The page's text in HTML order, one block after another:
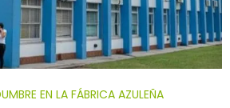
EN LA FÁBRICA AZULEÑA